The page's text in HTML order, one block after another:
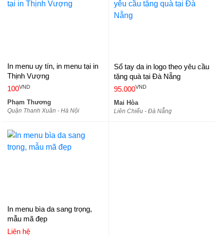
In menu uy tín, in menu tại in
Thịnh Vượng
100VND
Phạm Thương
Quận Thanh Xuân - Hà Nội
Sổ tay da in logo theo yêu cầu
tặng quà tại Đà Nẵng
95.000VND
Mai Hòa
Liên Chiểu - Đà Nẵng
In menu bìa da sang trọng,
mẫu mã đẹp
Liên hệ